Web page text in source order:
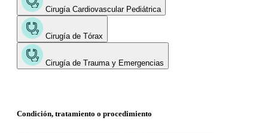
Cirugía Cardiovascular Pediátrica
Cirugía de Tórax
Cirugía de Trauma y Emergencias
Condición, tratamiento o procedimiento